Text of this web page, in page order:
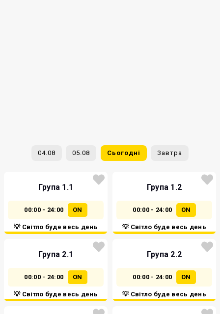
04.08 05.08 Сьогодні Завтра
Група 1.1
00:00 - 24:00 ON
💡 Світло буде весь день
Група 1.2
00:00 - 24:00 ON
💡 Світло буде весь день
Група 2.1
00:00 - 24:00 ON
💡 Світло буде весь день
Група 2.2
00:00 - 24:00 ON
💡 Світло буде весь день